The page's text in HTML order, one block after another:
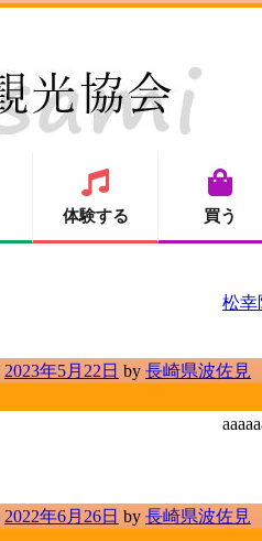
体験する 買う
松幸
2023年5月22日 by 長崎県波佐見
2022年6月26日 by 長崎県波佐見